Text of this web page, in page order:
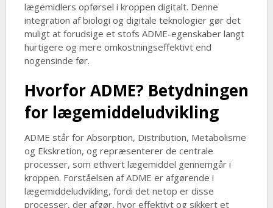
lægemidlers opførsel i kroppen digitalt. Denne
integration af biologi og digitale teknologier gør det
muligt at forudsige et stofs ADME-egenskaber langt
hurtigere og mere omkostningseffektivt end
nogensinde før.
Hvorfor ADME? Betydningen
for lægemiddeludvikling
ADME står for Absorption, Distribution, Metabolisme
og Ekskretion, og repræsenterer de centrale
processer, som ethvert lægemiddel gennemgår i
kroppen. Forståelsen af ADME er afgørende i
lægemiddeludvikling, fordi det netop er disse
processer, der afgør, hvor effektivt og sikkert et